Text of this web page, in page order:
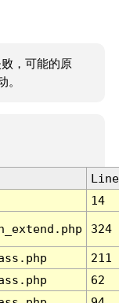
，可能的原
。
Line
14
324
211
62